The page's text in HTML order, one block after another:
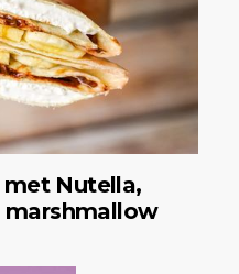
Nutella,
marshmallow